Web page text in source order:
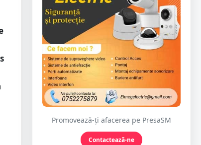
Promovează-ți afacerea pe PresaSM
Contactează-ne